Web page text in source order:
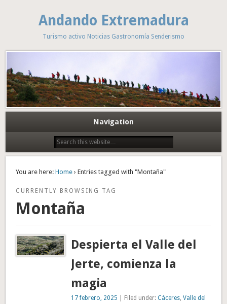
Andando Extremadura
Turismo activo Noticias Gastronomía Senderismo
Navigation
You are here: Home › Entries tagged with "Montaña"
CURRENTLY BROWSING TAG
Montaña
Despierta el Valle del
Jerte, comienza la
magia
17 febrero, 2025 | Filed under: Cáceres, Valle del